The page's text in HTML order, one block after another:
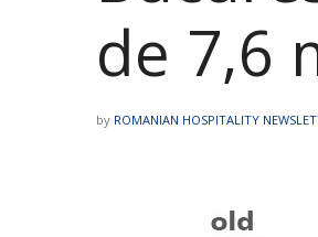
de 7,6
by ROMANIAN HOSPITALITY